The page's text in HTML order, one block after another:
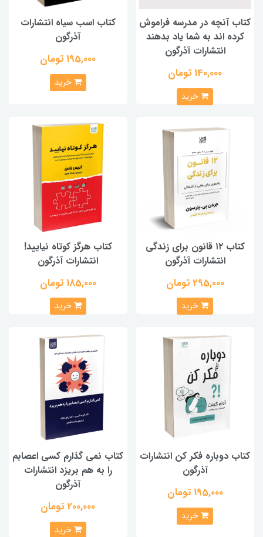
کتاب آنچه در مدرسه فراموش
کرده اند به شما یاد بدهند
انتشارات آذرگون
140,000 تومان
خرید
کتاب اسب سیاه انتشارات
آذرگون
195,000 تومان
خرید
کتاب ۱۲ قانون برای زندگی
انتشارات آذرگون
295,000 تومان
خرید
کتاب هرگز کوتاه نیایید!
انتشارات آذرگون
185,000 تومان
خرید
کتاب دوباره فکر کن انتشارات
آذرگون
195,000 تومان
خرید
کتاب نمی گذارم کسی اعصابم
را به هم بریزد انتشارات
آذرگون
200,000 تومان
خرید